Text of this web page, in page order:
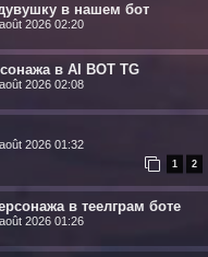
в нашем бот
2026 02:20
в AI BOT TG
2026 02:08
2026 01:32
1 2
в теелграм боте
2026 01:26